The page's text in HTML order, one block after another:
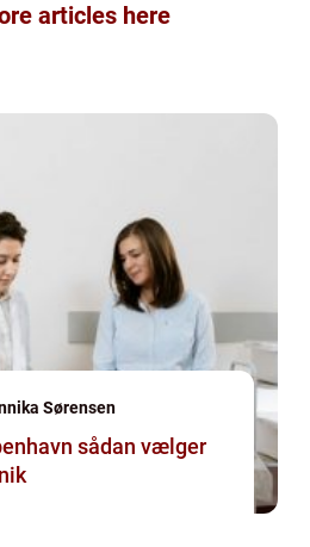
articles here
Sørensen
vælger